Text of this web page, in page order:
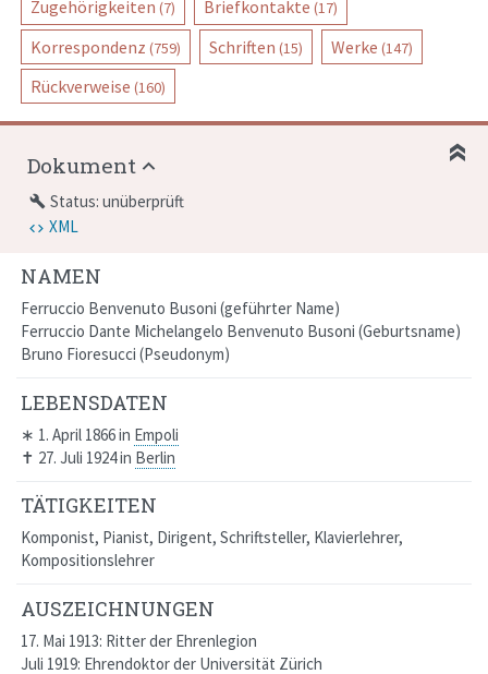
Zugehörigkeiten (7) Briefkontakte (17)
Korrespondenz (759) Schriften (15) Werke (147)
Rückverweise (160)
NAMEN
Ferruccio Benvenuto Busoni geführter Name
Ferruccio Dante Michelangelo Benvenuto Busoni Geburtsname
Bruno Fioresucci Pseudonym
LEBENSDATEN
∗ 1. April 1866in Empoli
✝ 27. Juli 1924in Berlin
TÄTIGKEITEN
Komponist, Pianist, Dirigent, Schriftsteller, Klavierlehrer,
Kompositionslehrer
AUSZEICHNUNGEN
17. Mai 1913: Ritter der Ehrenlegion
Juli 1919: Ehrendoktor der Universität Zürich
Dokument
build Status: unüberprüft
XML